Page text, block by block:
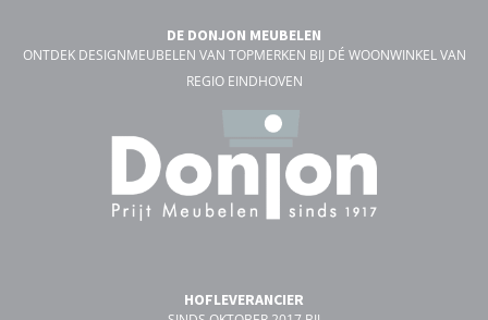
DE DONJON MEUBELEN
ONTDEK DESIGNMEUBELEN VAN TOPMERKEN BIJ DÉ WOONWINKEL VAN
REGIO EINDHOVEN
HOFLEVERANCIER